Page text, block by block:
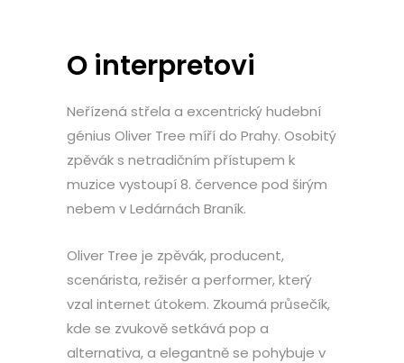
O interpretovi
Neřízená střela a excentrický hudební
génius Oliver Tree míří do Prahy. Osobitý
zpěvák s netradičním přístupem k
muzice vystoupí 8. července pod širým
nebem v Ledárnách Braník.
Oliver Tree je zpěvák, producent,
scenárista, režisér a performer, který
vzal internet útokem. Zkoumá průsečík,
kde se zvukově setkává pop a
alternativa, a elegantně se pohybuje v